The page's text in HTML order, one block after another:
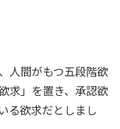
人間がもつ五段階欲
求」を置き、承認欲
る欲求だとしまし